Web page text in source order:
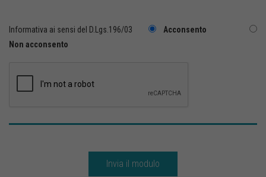
Informativa ai sensi del D.Lgs.196/03
Acconsento
Non acconsento
Invia il modulo